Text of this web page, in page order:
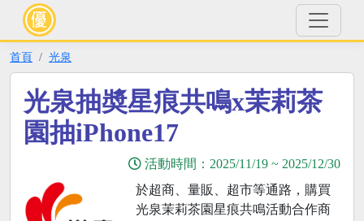
首頁 光泉
光泉抽奬星痕共鳴x茉莉茶
園抽iPhone17
活動時間： 2025/11/19 ~ 2025/12/30
於超商、量販、超市等通路，購買
光泉茉莉茶園星痕共鳴活動合作商